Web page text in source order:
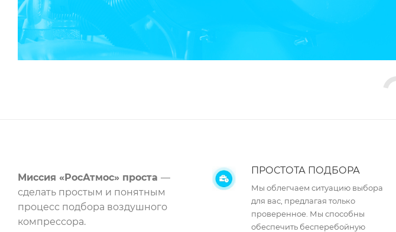
Миссия «РосАтмос» проста —
сделать простым и понятным
процесс подбора воздушного
компрессора.
ПРОСТОТА ПОДБОРА
Мы облегчаем ситуацию выбора
для вас, предлагая только
проверенное. Мы способны
обеспечить бесперебойную